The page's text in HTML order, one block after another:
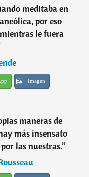
meditaba en
por eso
le fuera
Imagen
maneras de
más insensato
las nuestras.”